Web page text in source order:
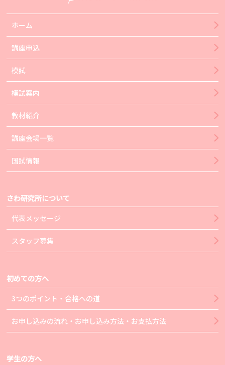
ホーム
講座申込
模試
模試案内
教材紹介
講座会場一覧
国試情報
さわ研究所について
代表メッセージ
スタッフ募集
初めての方へ
3つのポイント・合格への道
お申し込みの流れ・お申し込み方法・お支払方法
学生の方へ